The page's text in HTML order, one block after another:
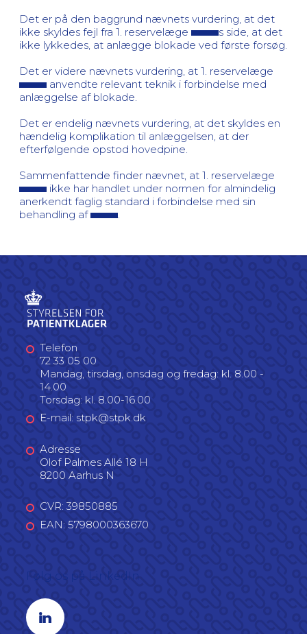
Det er på den baggrund nævnets vurdering, at det
ikke skyldes fejl fra 1. reservelæge
s side, at det
ikke lykkedes, at anlægge blokade ved første forsøg.
Det er videre nævnets vurdering, at 1. reservelæge
anvendte relevant teknik i forbindelse med
anlæggelse af blokade.
Det er endelig nævnets vurdering, at det skyldes en
hændelig komplikation til anlæggelsen, at der
efterfølgende opstod hovedpine.
Sammenfattende finder nævnet, at 1. reservelæge
ikke har handlet under normen for almindelig
anerkendt faglig standard i forbindelse med sin
behandling af
Telefon
72 33 05 00
Mandag, tirsdag, onsdag og fredag: kl. 8.00 -
14.00
Torsdag: kl. 8.00-16.00
E-mail: stpk@stpk.dk
Adresse
Olof Palmes Allé 18 H
8200 Aarhus N
CVR: 39850885
EAN: 5798000363670
Linkedin profil